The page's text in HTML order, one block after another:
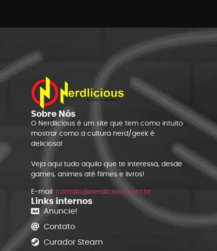
Sobre Nós
O Nerdlicious é um site que tem como intuito
mostrar como a cultura nerd/geek é
deliciosa!
Veja aqui tudo aquilo que te interessa, desde
games, animes até filmes e livros!
E-mail: contato@nerdlicious.com.br
Links internos
Anuncie!
Contato
Curador Steam